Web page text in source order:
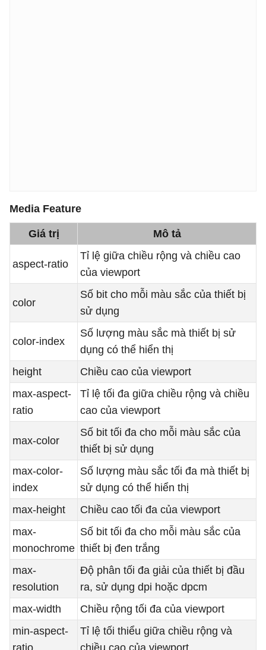
Media Feature
Giá trị Mô tả
aspect-ratio
Tỉ lệ giữa chiều rộng và chiều cao
của viewport
color
Số bit cho mỗi màu sắc của thiết bị
sử dụng
color-index
Số lượng màu sắc mà thiết bị sử
dụng có thể hiển thị
height
Chiều cao của viewport
max-aspect-
ratio
Tỉ lệ tối đa giữa chiều rộng và chiều
cao của viewport
max-color
Số bit tối đa cho mỗi màu sắc của
thiết bị sử dụng
max-color-
index
Số lượng màu sắc tối đa mà thiết bị
sử dụng có thể hiển thị
max-height
Chiều cao tối đa của viewport
max-
monochrome
Số bit tối đa cho mỗi màu sắc của
thiết bị đen trắng
max-
resolution
Độ phân tối đa giải của thiết bị đầu
ra, sử dụng dpi hoặc dpcm
max-width
Chiều rộng tối đa của viewport
min-aspect-
ratio
Tỉ lệ tối thiểu giữa chiều rộng và
chiều cao của viewport